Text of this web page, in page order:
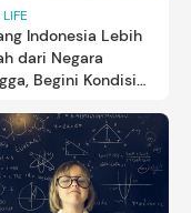
Indonesia Lebih
dari Negara
Begini Kondisi